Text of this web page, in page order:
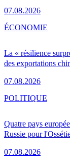
07.08.2026
La « résilience
des exportations
07.08.2026
ÉCONOMIE
Quatre pays
Russie pour
07.08.2026
POLITIQUE